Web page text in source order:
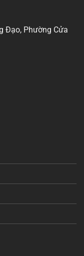
Đạo, Phường Cửa